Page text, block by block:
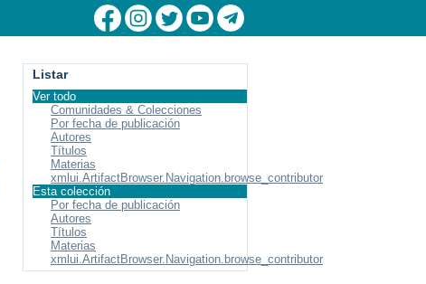
Listar
Ver todo
Comunidades & Colecciones
Por fecha de publicación
Autores
Títulos
Materias
xmlui.ArtifactBrowser.Navigation.browse_contributor
Esta colección
Por fecha de publicación
Autores
Títulos
Materias
xmlui.ArtifactBrowser.Navigation.browse_contributor